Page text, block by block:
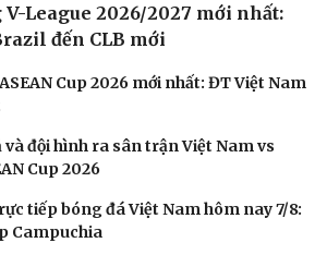
League 2026/2027 mới nhất:
đến CLB mới
Cup 2026 mới nhất: ĐT Việt Nam
và đội hình ra sân trận Việt Nam vs
Cup 2026
tiếp bóng đá Việt Nam hôm nay 7/8:
Campuchia